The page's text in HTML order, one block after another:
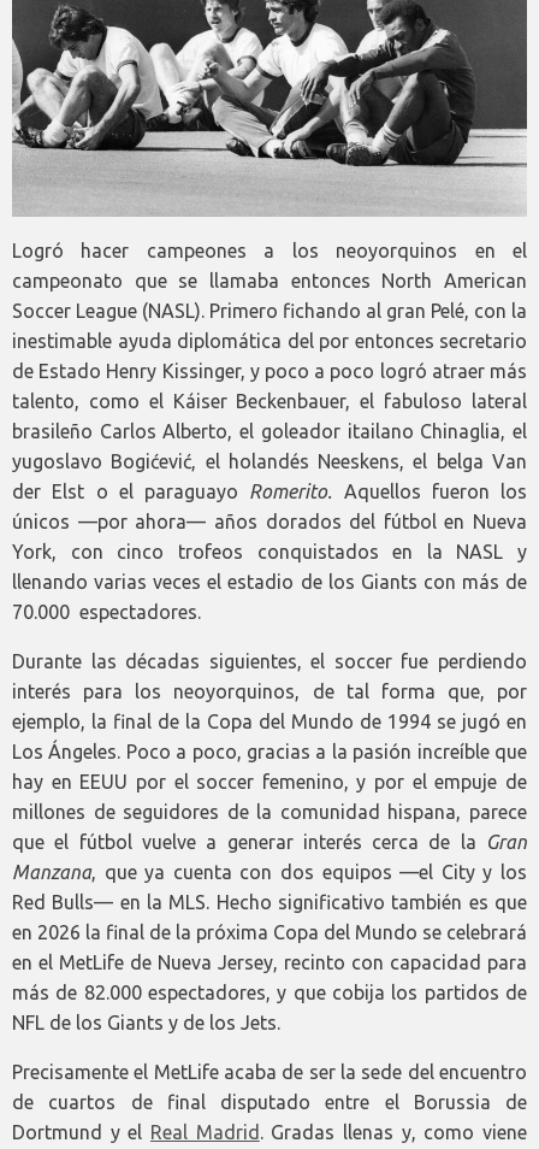
Logró hacer campeones a los neoyorquinos en el
campeonato que se llamaba entonces North American
Soccer League (NASL). Primero fichando al gran Pelé, con la
inestimable ayuda diplomática del por entonces secretario
de Estado Henry Kissinger, y poco a poco logró atraer más
talento, como el Káiser Beckenbauer, el fabuloso lateral
brasileño Carlos Alberto, el goleador itailano Chinaglia, el
yugoslavo Bogićević, el holandés Neeskens, el belga Van
der Elst o el paraguayo Romerito. Aquellos fueron los
únicos —por ahora— años dorados del fútbol en Nueva
York, con cinco trofeos conquistados en la NASL y
llenando varias veces el estadio de los Giants con más de
70.000 espectadores.
Durante las décadas siguientes, el soccer fue perdiendo
interés para los neoyorquinos, de tal forma que, por
ejemplo, la final de la Copa del Mundo de 1994 se jugó en
Los Ángeles. Poco a poco, gracias a la pasión increíble que
hay en EEUU por el soccer femenino, y por el empuje de
millones de seguidores de la comunidad hispana, parece
que el fútbol vuelve a generar interés cerca de la
Gran
Manzana, que ya cuenta con dos equipos —el City y los
Red Bulls— en la MLS. Hecho significativo también es que
en 2026 la final de la próxima Copa del Mundo se celebrará
en el MetLife de Nueva Jersey, recinto con capacidad para
más de 82.000 espectadores, y que cobija los partidos de
NFL de los Giants y de los Jets.
Precisamente el MetLife acaba de ser la sede del encuentro
de cuartos de final disputado entre el Borussia de
Dortmund y el Real Madrid . Gradas llenas y, como viene